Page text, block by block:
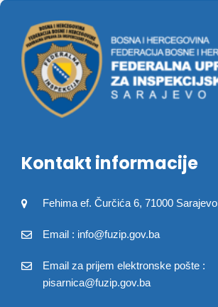
Kontakt informacije
Fehima ef. Čurčića 6, 71000 Sarajevo
Email : info@fuzip.gov.ba
Email za prijem elektronske pošte :
pisarnica@fuzip.gov.ba